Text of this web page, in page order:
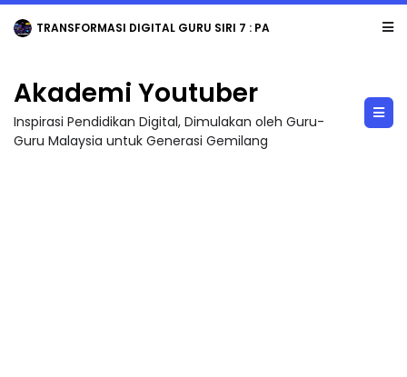
TRANSFORMASI DIGITAL GURU SIRI 7 : PAHLAWAN DIGITAL PENYELAMAT DUNIA
Akademi Youtuber
Inspirasi Pendidikan Digital, Dimulakan oleh Guru-
Guru Malaysia untuk Generasi Gemilang